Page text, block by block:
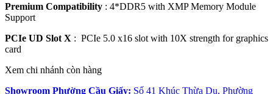
Premium Compatibility : 4*DDR5 with XMP Memory Module
Support
PCIe UD Slot X : PCIe 5.0 x16 slot with 10X strength for graphics
card
Xem chi nhánh còn hàng
Showroom Phường Cầu Giấy: Số 41 Khúc Thừa Dụ, Phường